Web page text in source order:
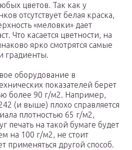
цветов. Так как у
отсутствует белая краска,
«меловки» дает
Что касается цветности, на
ярко смотрятся самые
градиенты.
оборудование в
показателей берет
более 90 г/м2. Например,
(и выше) плохо справляется
плотностью 65 г/м2,
печать на такой бумаге будет
на 100 г/м2, не стоит
применяться другой способ.